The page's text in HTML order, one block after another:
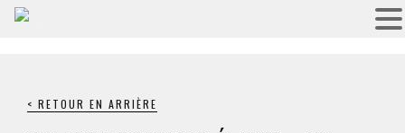
< RETOUR EN ARRIÈRE